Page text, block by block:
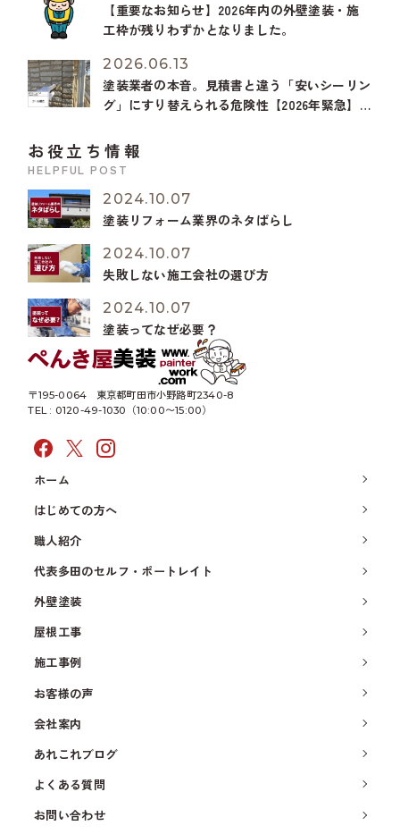
【重要なお知らせ】2026年内の外壁塗装・施
工枠が残りわずかとなりました。
2026.06.13
塗装業者の本音。見積書と違う「安いシーリン
グ」にすり替えられる危険性【2026年緊急】
お役立ち情報
HELPFUL POST
2024.10.07
塗装リフォーム業界のネタばらし
2024.10.07
失敗しない施工会社の選び方
2024.10.07
塗装ってなぜ必要？
〒195-0064
東京都町田市小野路町2340-8
TEL : 0120-49-1030（10:00〜15:00）
ホーム
はじめての方へ
職人紹介
代表多田のセルフ・ポートレイト
外壁塗装
屋根工事
施工事例
お客様の声
会社案内
あれこれブログ
よくある質問
お問い合わせ